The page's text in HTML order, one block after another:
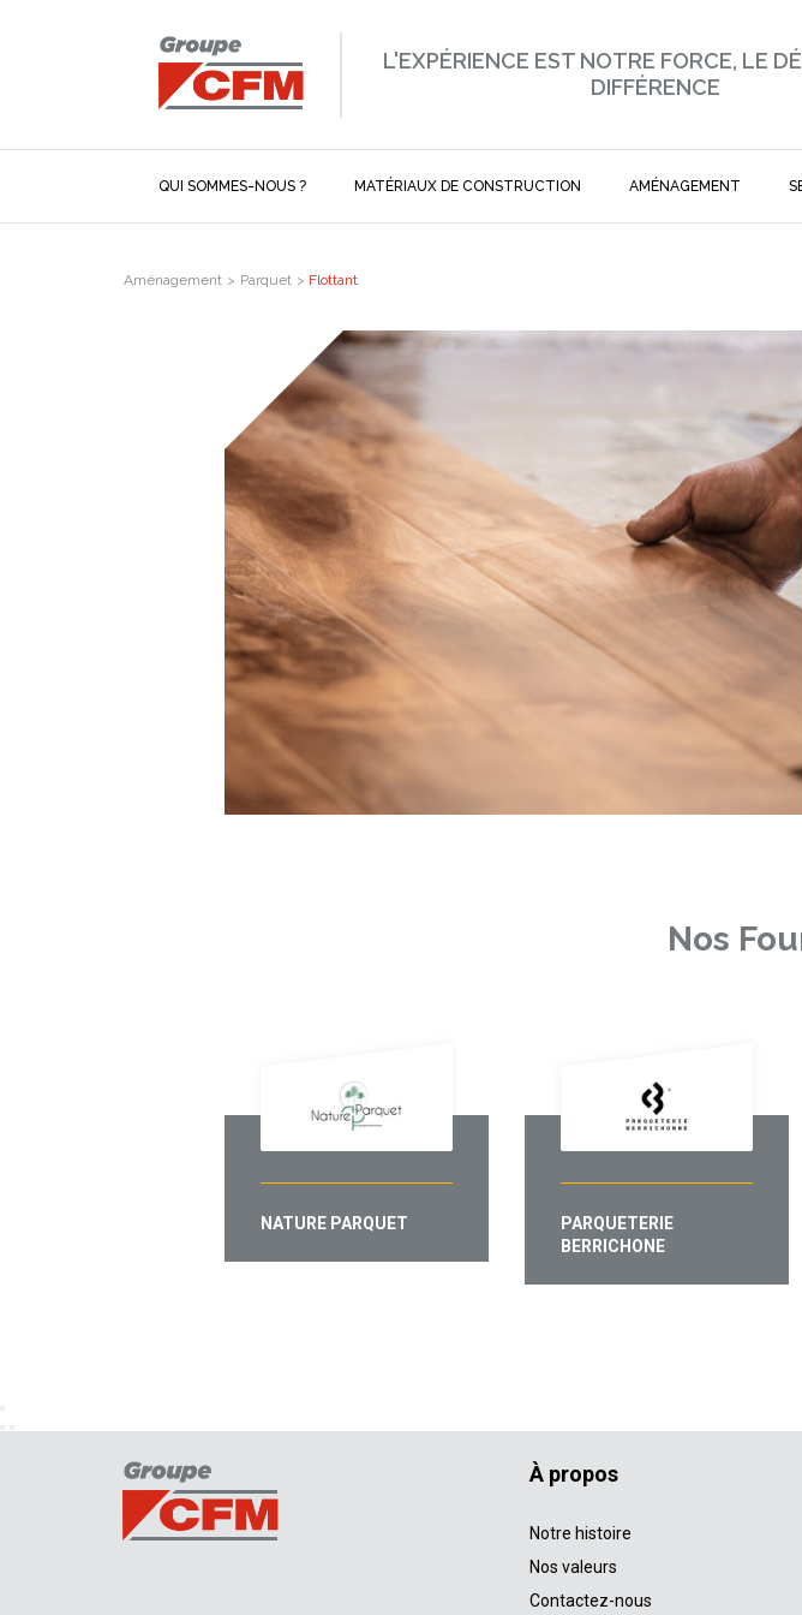
L'EXPÉRIENCE EST NOTRE FORCE, LE
DIFFÉRENCE
QUI SOMMES-NOUS ? MATÉRIAUX DE CONSTRUCTION AMÉNAGEMENT
Aménagement > Parquet > Flottant
Nos
NATURE PARQUET
PARQUETERIE
BERRICHONE
À propos
Notre histoire
Nos valeurs
Contactez-nous